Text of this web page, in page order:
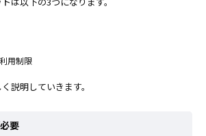
用制限
説明していきます。
要